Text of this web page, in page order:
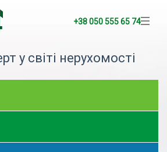
+38 050 555 65 74
у світі нерухомості